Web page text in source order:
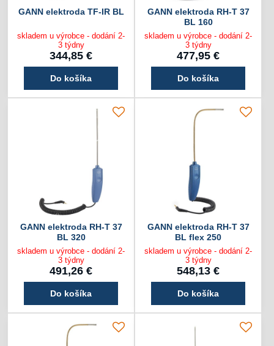
GANN elektroda TF-IR BL
skladem u výrobce - dodání 2-
3 týdny
344,85 €
Do košíka
GANN elektroda RH-T 37
BL 160
skladem u výrobce - dodání 2-
3 týdny
477,95 €
Do košíka
GANN elektroda RH-T 37
BL 320
skladem u výrobce - dodání 2-
3 týdny
491,26 €
Do košíka
GANN elektroda RH-T 37
BL flex 250
skladem u výrobce - dodání 2-
3 týdny
548,13 €
Do košíka